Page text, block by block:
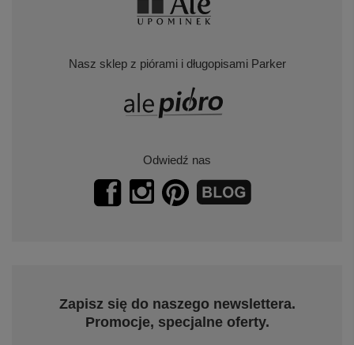
Nasz sklep z piórami i długopisami Parker
Odwiedź nas
Zapisz się do naszego newslettera.
Promocje, specjalne oferty.